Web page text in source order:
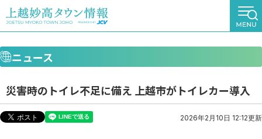
ニュース
災害時のトイレ不足に備え 上越市がトイレカー導入
2026年2月10日 12:12更新